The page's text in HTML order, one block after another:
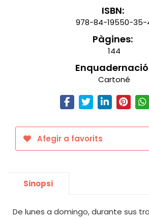
ISBN:
978-84-19550-35-
Pàgines:
144
Cartoné
Afegir a favorits
Sinopsi
De lunes a domingo, durante sus